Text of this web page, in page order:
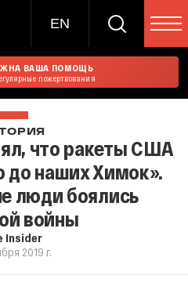
EN
ВАША ПОМОЩЬ
пожертвования
что ракеты США
до наших Химок».
люди боялись
войны
Insider
2019 г.